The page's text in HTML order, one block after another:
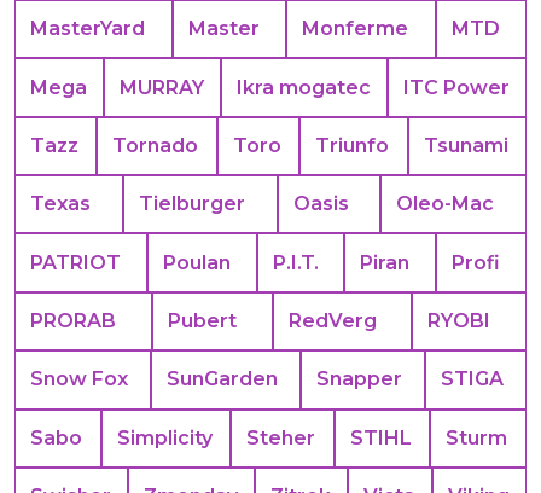
MasterYard Master Monferme MTD
Mega MURRAY Ikra mogatec ITC Power
Tazz Tornado Toro Triunfo Tsunami
Texas Tielburger Oasis Oleo-Mac
PATRIOT Poulan P.I.T. Piran Profi
PRORAB Pubert RedVerg RYOBI
Snow Fox SunGarden Snapper STIGA
Sabo Simplicity Steher STIHL Sturm